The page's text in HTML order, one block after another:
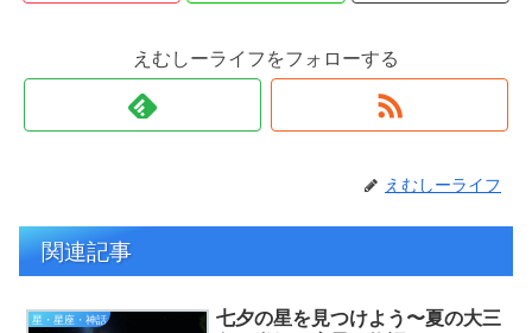
えむしーライフをフォローする
えむしーライフ
関連記事
星・星座・神話
七夕の星を見つけよう〜夏の大三